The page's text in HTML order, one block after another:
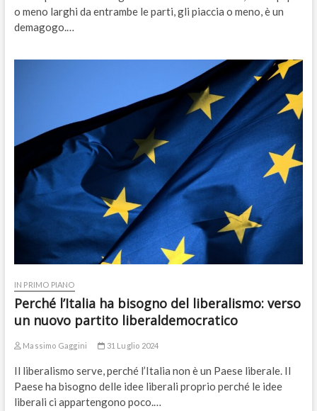
o meno larghi da entrambe le parti, gli piaccia o meno, è un
demagogo.…
IN PRIMO PIANO
Perché l’Italia ha bisogno del liberalismo: verso
un nuovo partito liberaldemocratico
Massimo Gaggini 31 Luglio 2024
Il liberalismo serve, perché l’Italia non è un Paese liberale. Il
Paese ha bisogno delle idee liberali proprio perché le idee
liberali ci appartengono poco.…